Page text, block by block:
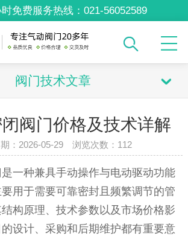
免费服务热线： 021-56052589
阀门技术文章
阀门价格及技术详解
：2026-05-29 浏览次数： 112
一种兼具手动操作与电动驱动功能
用于需要可靠密封且频繁调节的管
构原理、技术参数以及市场价格影
设计、采购和后期维护都有重要意